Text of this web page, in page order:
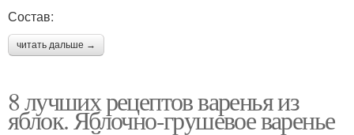
Состав:
читать дальше →
8 лучших рецептов варенья из
яблок. Яблочно-грушевое варенье